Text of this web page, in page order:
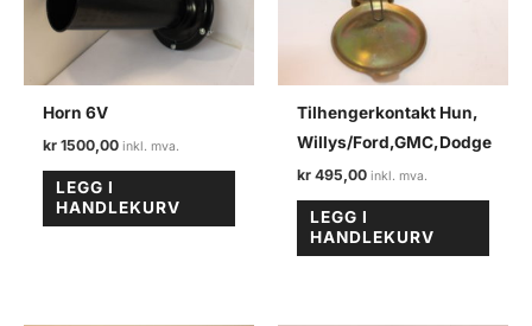
Horn 6V
kr 1500,00
LEGG I
HANDLEKURV
Tilhengerkontakt Hun,
Willys/Ford,GMC,Dodge
kr 495,00
LEGG I
HANDLEKURV